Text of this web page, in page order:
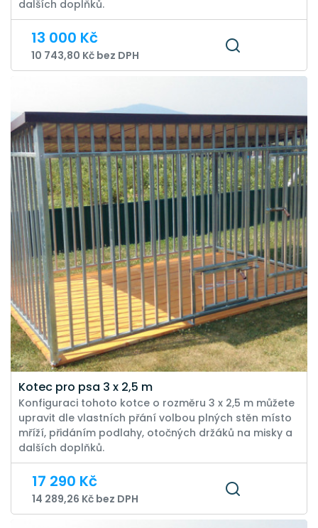
dalších doplňků.
13 000 Kč
10 743,80 Kč bez DPH
Kotec pro psa 3 x 2,5 m
Konfiguraci tohoto kotce o rozměru 3 x 2,5 m můžete
upravit dle vlastních přání volbou plných stěn místo
mříží, přidáním podlahy, otočných držáků na misky a
dalších doplňků.
17 290 Kč
14 289,26 Kč bez DPH